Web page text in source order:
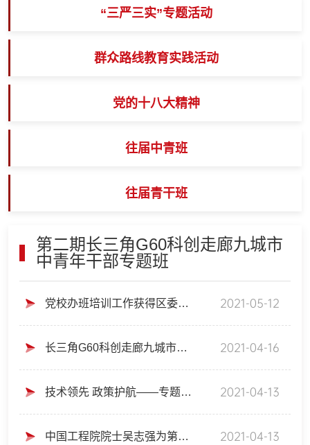
“三严三实”专题活动
群众路线教育实践活动
党的十八大精神
往届中青班
往届青干班
第二期长三角G60科创走廊九城市
中青年干部专题班
党校办班培训工作获得区委书记程向民肯定性批示 2021-05-12
长三角G60科创走廊九城市中青年干部深入学习贯彻习近平总书记关于长三角一体化发展重要论述专题班（第二期）圆满结业 2021-04-16
技术领先 政策护航——专题班赴恒大新能源、上海超硅半导体有限公司开展现场教学 2021-04-13
中国工程院院士吴志强为第二期长三角G60科创走廊九城市中青年干部专题班作专题报告 2021-04-13